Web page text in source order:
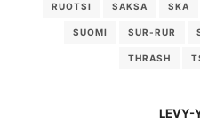
RUOTSI SAKSA SKA
SUOMI SUR-RUR
THRASH
LEVY-